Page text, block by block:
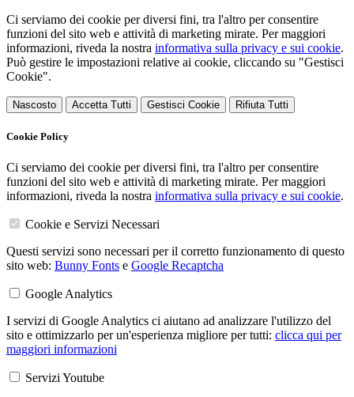
Ci serviamo dei cookie per diversi fini, tra l'altro per consentire
funzioni del sito web e attività di marketing mirate. Per maggiori
informazioni, riveda la nostra informativa sulla privacy e sui cookie.
Può gestire le impostazioni relative ai cookie, cliccando su "Gestisci
Cookie".
Nascosto Accetta Tutti Gestisci Cookie Rifiuta Tutti
Cookie Policy
Ci serviamo dei cookie per diversi fini, tra l'altro per consentire
funzioni del sito web e attività di marketing mirate. Per maggiori
informazioni, riveda la nostra informativa sulla privacy e sui cookie.
Cookie e Servizi Necessari
Questi servizi sono necessari per il corretto funzionamento di questo
sito web: Bunny Fonts e Google Recaptcha
Google Analytics
I servizi di Google Analytics ci aiutano ad analizzare l'utilizzo del
sito e ottimizzarlo per un'esperienza migliore per tutti: clicca qui per
maggiori informazioni
Servizi Youtube